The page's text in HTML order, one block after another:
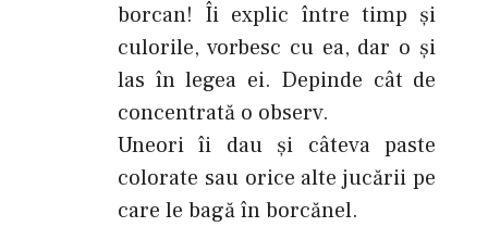
borcan! Îi explic între timp şi
culorile, vorbesc cu ea, dar o şi
las în legea ei. Depinde cât de
concentrată o observ.
Uneori îi dau şi câteva paste
colorate sau orice alte jucării pe
care le bagă în borcănel.